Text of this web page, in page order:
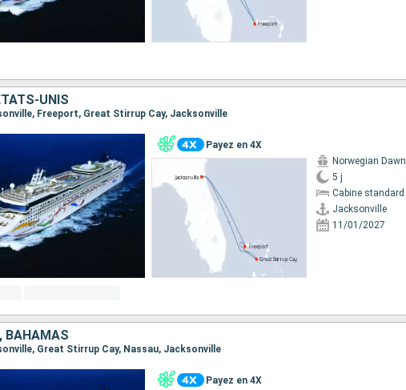
UNIS
Freeport, Great Stirrup Cay, Jacksonville
Payez en 4X
Norwegian Dawn
5 j
Cabine standard
Jacksonville
11/01/2027
BAHAMAS
Great Stirrup Cay, Nassau, Jacksonville
Payez en 4X